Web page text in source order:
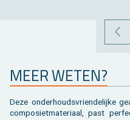
MEER WETEN?
Deze on­der­houds­vrien­de­lij­ke
com­po­siet­ma­te­ri­aal, past